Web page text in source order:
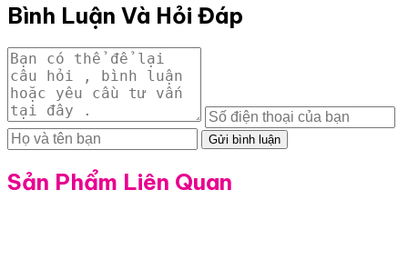
Bình Luận Và Hỏi Đáp
Gửi bình luận
Sản Phẩm Liên Quan